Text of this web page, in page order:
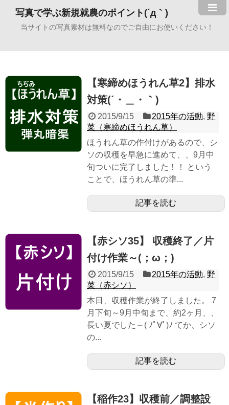
写真で学ぶ新規就農のポイント(´д｀)
当サイトの写真素材は無料なのでご自由にお使いください！
【寒締めほうれん草2】排水
対策(´・＿・｀)
2015/9/15 2015年の活動, 野
菜（寒締めほうれん草）
ほうれん草の作付けがあるので、シ
ソの収穫を早急に進めて、、9月中
旬ついに完了しました！！ という
ことで、ほうれん草の準...
記事を読む
【赤シソ35】 収穫終了／片
付け作業～(；ω；)
2015/9/15 2015年の活動, 野
菜（赤シソ）
本日、収穫作業が終了しました。 7
月下旬～9月中旬まで、約2ヶ月、、
長い夏でした～( ﾉﾟ∀ﾟ)ﾉ てか、シソ
の...
記事を読む
【稲作23】収穫前／調整設